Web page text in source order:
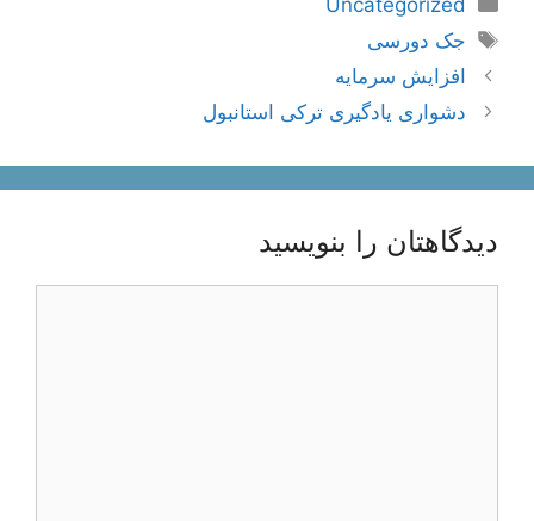
برچسب‌ها
جک دورسی
ناوبری
نوشته‌ها
افزایش سرمایه
دشواری یادگیری ترکی استانبول
دیدگاهتان را بنویسید